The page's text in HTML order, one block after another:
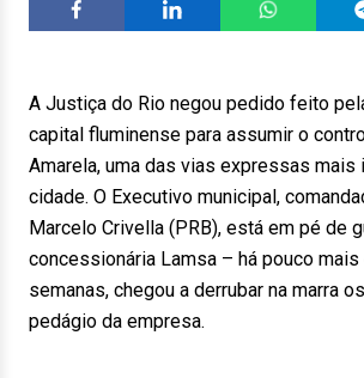
A Justiça do Rio negou pedido feito
capital fluminense para assumir o
Amarela, uma das vias expressas mais
cidade. O Executivo municipal,
Marcelo Crivella (PRB), está em pé de
concessionária Lamsa – há pouco mais
semanas, chegou a derrubar na marra
pedágio da empresa.